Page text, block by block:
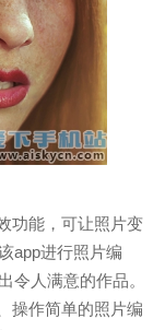
功能，可让照片变
app进行照片编
令人满意的作品。
操作简单的照片编